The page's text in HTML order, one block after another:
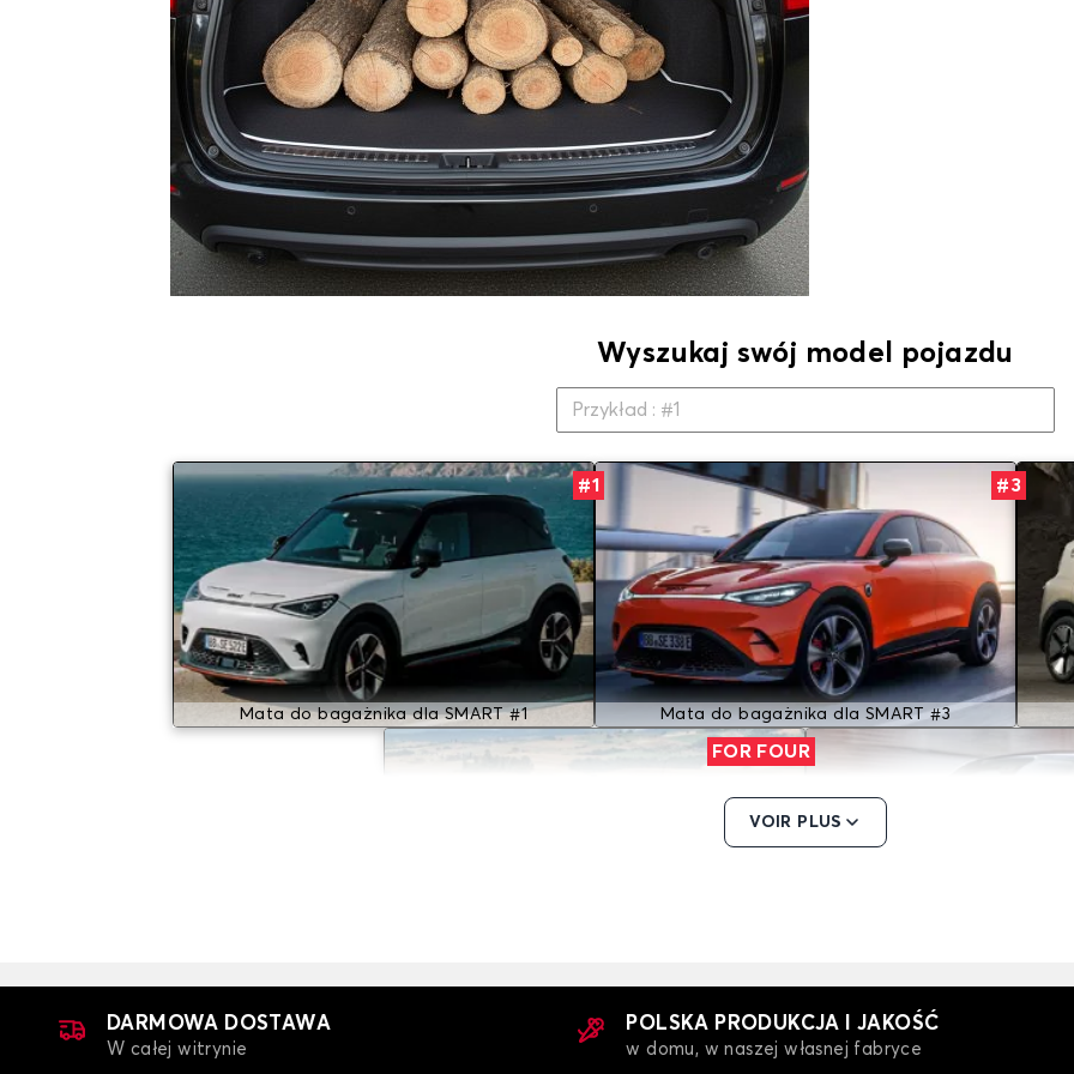
Wyszukaj swój model pojazdu
#1
Mata do bagażnika dla SMART #1
#3
Mata do bagażnika dla SMART #3
FOR FOUR
VOIR PLUS
DARMOWA DOSTAWA
W całej witrynie
POLSKA PRODUKCJA I JAKOŚĆ
w domu, w naszej własnej fabryce